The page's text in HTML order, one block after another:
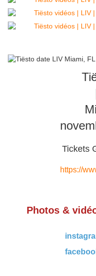
Tickets
https://
Photos &